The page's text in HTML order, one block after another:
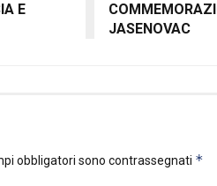
E
JASENOVAC
obbligatori sono contrassegnati *